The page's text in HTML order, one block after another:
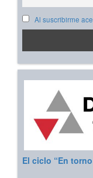
Al suscribirme
El ciclo “En